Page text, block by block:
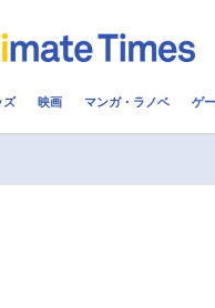
今
ズ 映画 マンガ・ラノベ ゲ